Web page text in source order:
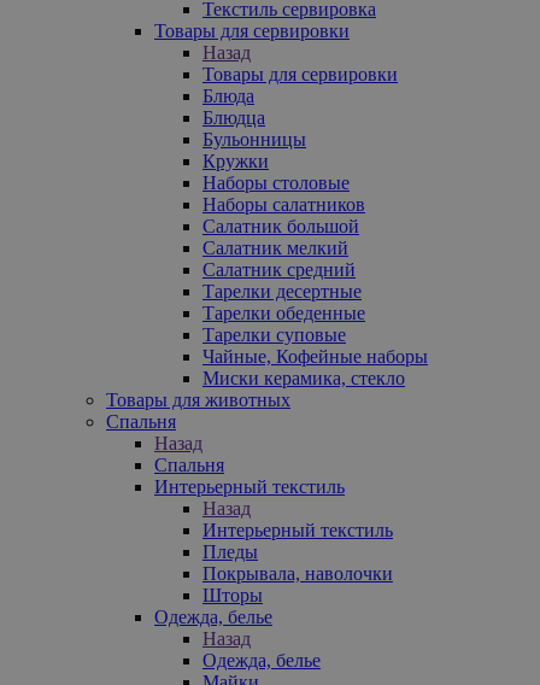
Текстиль сервировка
Товары для сервировки
Назад
Товары для сервировки
Блюда
Блюдца
Бульонницы
Кружки
Наборы столовые
Наборы салатников
Салатник большой
Салатник мелкий
Салатник средний
Тарелки десертные
Тарелки обеденные
Тарелки суповые
Чайные, Кофейные наборы
Миски керамика, стекло
Товары для животных
Спальня
Назад
Спальня
Интерьерный текстиль
Назад
Интерьерный текстиль
Пледы
Покрывала, наволочки
Шторы
Одежда, белье
Назад
Одежда, белье